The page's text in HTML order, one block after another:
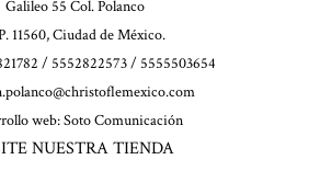
Galileo 55 Col. Polanco
11560, Ciudad de México.
/ 5552822573 / 5555503654
web:Soto Comunicación
NUESTRA TIENDA